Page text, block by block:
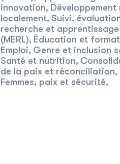
innovation, Développement
localement, Suivi,
recherche et apprentissage
(MERL), Éducation et
Emploi, Genre et inclusion
Santé et nutrition,
de la paix et réconciliation,
Femmes, paix et sécurité,